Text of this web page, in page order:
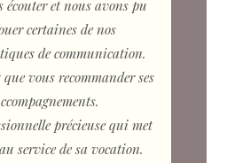
écouter et nous avons pu
certaines de nos
de communication.
vous recommander ses
précieuse qui met
service de sa vocation.